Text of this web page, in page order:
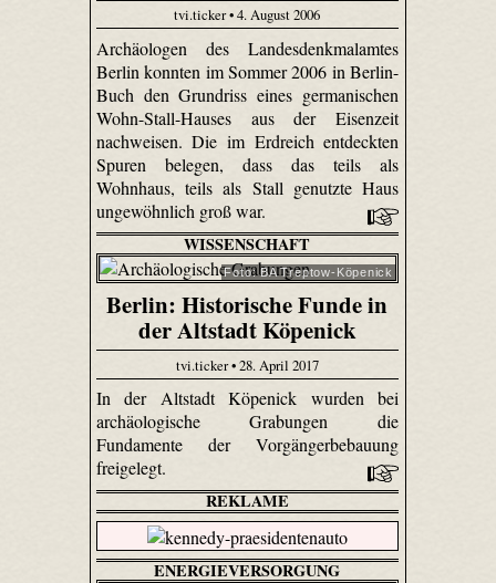
tvi.ticker • 4. August 2006
Archäologen des Landesdenkmalamtes
Berlin konnten im Sommer 2006 in Berlin-
Buch den Grundriss eines germanischen
Wohn-Stall-Hauses aus der Eisenzeit
nachweisen. Die im Erdreich entdeckten
Spuren belegen, dass das teils als
Wohnhaus, teils als Stall genutzte Haus
ungewöhnlich groß war.
WISSENSCHAFT
Foto: BA Treptow-Köpenick
Berlin: Historische Funde in
der Altstadt Köpenick
tvi.ticker • 28. April 2017
In der Altstadt Köpenick wurden bei
archäologische Grabungen die
Fundamente der Vorgängerbebauung
freigelegt.
REKLAME
ENERGIEVERSORGUNG